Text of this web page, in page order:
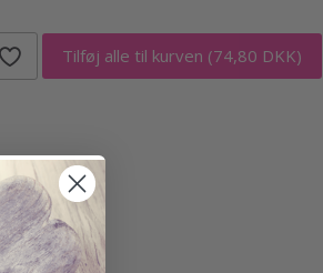
Tilføj alle til kurven (74,80 DKK)